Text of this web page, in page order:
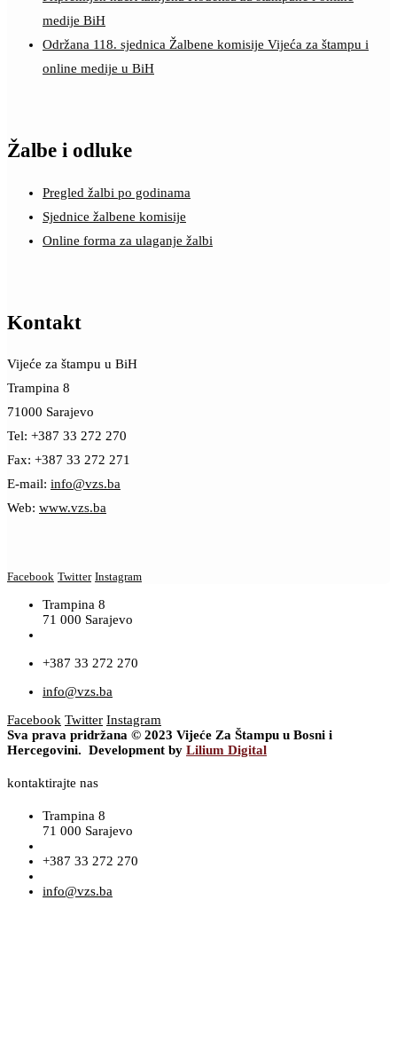
medije BiH
Održana 118. sjednica Žalbene komisije Vijeća za štampu i
online medije u BiH
Žalbe i odluke
Pregled žalbi po godinama
Sjednice žalbene komisije
Online forma za ulaganje žalbi
Kontakt
Vijeće za štampu u BiH
Trampina 8
71000 Sarajevo
Tel: +387 33 272 270
Fax: +387 33 272 271
E-mail: info@vzs.ba
Web: www.vzs.ba
Facebook Twitter Instagram
Trampina 8
71 000 Sarajevo
+387 33 272 270
info@vzs.ba
Facebook Twitter Instagram
Sva prava pridržana © 2023 Vijeće Za Štampu u Bosni i
Hercegovini. Development by Lilium Digital
kontaktirajte nas
Trampina 8
71 000 Sarajevo
+387 33 272 270
info@vzs.ba